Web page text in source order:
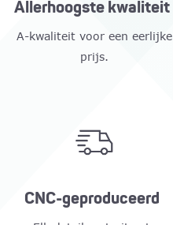
Allerhoogste kwaliteit
A-kwaliteit voor een eerlijke
prijs.
CNC-geproduceerd